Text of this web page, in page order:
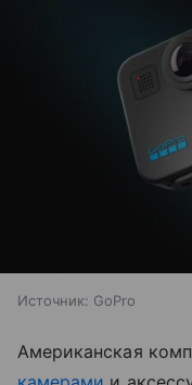
Источник: GoPro
Американская